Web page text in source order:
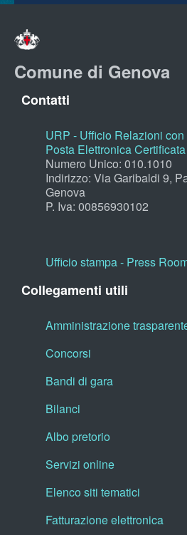
Comune di Genova
Contatti
URP - Ufficio Relazioni
Posta Elettronica Certificata
Numero Unico: 010.1010
Indirizzo: Via Garibaldi 9,
Genova
P. Iva: 00856930102
Ufficio stampa - Press
Collegamenti utili
Amministrazione
Concorsi
Bandi di gara
Bilanci
Albo pretorio
Servizi online
Elenco siti tematici
Fatturazione elettronica